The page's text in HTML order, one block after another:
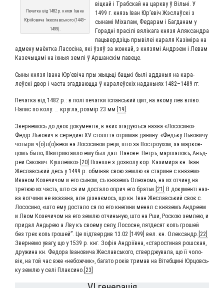
Печат­ка від 1482 р. кня­зя Іва­на
Юрій­о­ви­ча Іже­славсь­ко­го (1443–
1499).
віц­кай i Траб­скай на царк­ву ў Віль­ні. У
1499 г. князь Іван Юр’евіч Жэс­лаўскі з
сына­мі Міха­лам, Феда­рам i Баг­да­нам у
Горад­ні прасілі вяліка­га кня­зя Аляк­сандра
пацьверд­зі­ць пры­вілеі кара­ля Казі­мі­ра на
адме­ну маёнт­ка Ласосі­на, які ўзяў за жон­кай, з кня­зя­мі Андр­эем i Левам
Казечы­ца­мі на іхныя зем­лі ў Аршан­скім павеце.
Сыны кня­зя Іва­на Юр’еві­ча пры жыць­ці баць­кі былі адда­ныя на кара­
леўскі двор i часта зга­д­ва­юц­ца ў кара­леўскіх нада­нь­нях 1482–1489 гг.
Печат­ка від 1482 р.: в полі печат­ки іспансь­кий щит, на яко­му лев вліво.
Напис по колу: … круг­ла, роз­мір 23 мм [19] .
Звер­не­мось до двох доку­мен­тів, в яких зга­дуєть­ся наз­ва «Лосо­си­но».
Федір Льво­вич в сере­дині XV століт­тя отри­мав дани­ну: «Федъ­ку Льво­ви­чу
чоты­ри ч(о)л(о)веки на Лосо­си­нои реци, што за Вост­ро­ухом, за мар­ков­
цомъ было; Швит­рик­га­и­ло ему был дал. Пано­ве: Петръ, мар­ша­локъ; Анъ­д­
реи Сако­вич. Куш­лей­ко». [20] Піз­ні­ше з доз­во­лу кор. Кази­ми­ра кн. Іван
Жеславсь­кий десь у 1499 р. обмі­няв свою зем­лю «в ста­рине с кня­зем»
Ива­ном Козе­чи­чом и его сыном, съ кня­земъ Олех­номь, на их отчи­ну, на
тре­тюю их часть, што ся им доста­ло оприч его бра­тьи. [21]
В доку­мен­ті наз­
ва вот­чи­ни не вка­за­на, але діз­нає­мось, що кн. Іван Жеславсь­кий своє с.
Лосо­си­но, «што ему доста­ло ся по его кне­ги­ни менял с кня­земъ Андре­ем
и Лвом Козе­чи­чом на его зем­лю отчинь­ную, што на Рши, Рос­кою зем­лею, и
при­дал Андь­рею а Лву къ сво­е­му селу, Лососне, пят­де­сят копъ гро­шей
без трех копь гро­шей”. Це під­твер­див 13.02 [1499] вел. кн. Олек­сандр. [22]
Звер­не­мо ува­гу, що у 1539 р. кнг. Зофія Андріїв­на, «ста­ро­сти­ная рошcкая,
дру­жи­на кн. Федо­ра Іва­но­ви­ча Жеславсь­ко­го, ствер­джу­ва­ла, що її чоло­
вік, на той час вже «небож­чик», бага­то років три­мав на Вітеб­щині Юрцовсь­
ку зем­лю у селі Плак­си­но. [23]